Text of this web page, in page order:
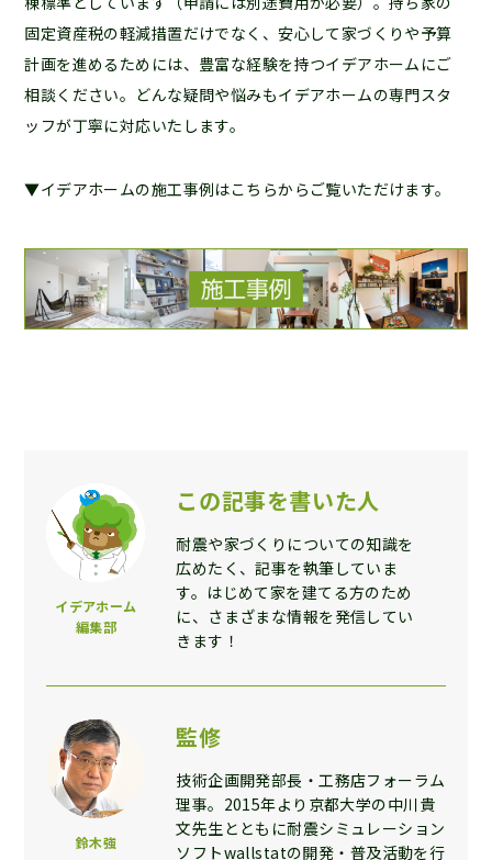
固定資産税の軽減措置だけでなく、安心して家づくりや予算
計画を進めるためには、豊富な経験を持つイデアホームにご
相談ください。どんな疑問や悩みもイデアホームの専門スタ
ッフが丁寧に対応いたします。
▼イデアホームの施工事例はこちらからご覧いただけます。
イデアホーム
編集部
この記事を書いた人
耐震や家づくりについての知識を
広めたく、記事を執筆していま
す。はじめて家を建てる方のため
に、さまざまな情報を発信してい
きます！
鈴木強
監修
技術企画開発部長・工務店フォーラム
理事。2015年より京都大学の中川貴
文先生とともに耐震シミュレーション
ソフトwallstatの開発・普及活動を行